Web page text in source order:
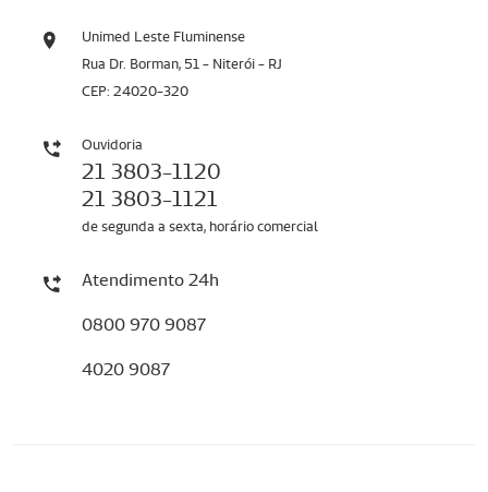
Unimed Leste Fluminense
Rua Dr. Borman, 51 - Niterói - RJ
CEP: 24020-320
Ouvidoria
21 3803-1120
21 3803-1121
de segunda a sexta, horário comercial
Atendimento 24h
0800 970 9087
4020 9087